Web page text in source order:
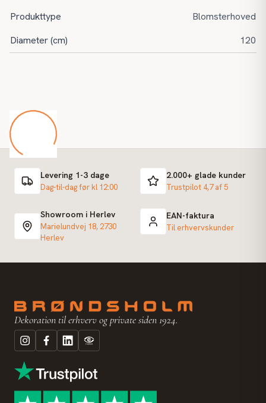
Produkttype
Blomsterhoved
Diameter (cm)
120
Levering 1-3 dage
Dag-til-dag før kl 12:00
2.000+ glade kunder
Trustpilot 4,7 af 5
Showroom i Herlev
Marielundvej 18, 2730
Herlev
EAN-faktura
Til erhvervskunder
Dekoration til erhverv og private siden 1924.